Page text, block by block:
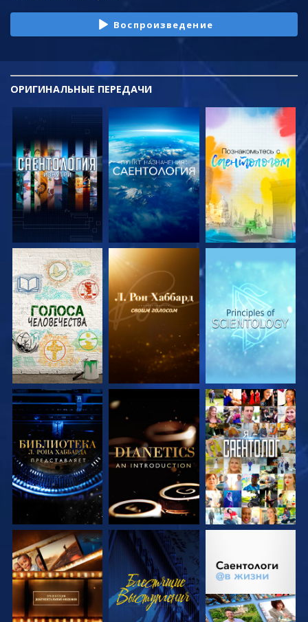
Воспроизведение
ОРИГИНАЛЬНЫЕ ПЕРЕДАЧИ
СМОТРЕТЬ
ПЕРЕДАЧИ
СМОТРЕТЬ
ПЕРЕДАЧИ
СМОТРЕТЬ
ПЕРЕДАЧИ
СМОТРЕТЬ
ПЕРЕДАЧИ
СМОТРЕТЬ
ПЕРЕДАЧИ
СМОТРЕТЬ
СМОТРЕТЬ
ПЕРЕДАЧИ
СМОТРЕТЬ
СМОТРЕТЬ